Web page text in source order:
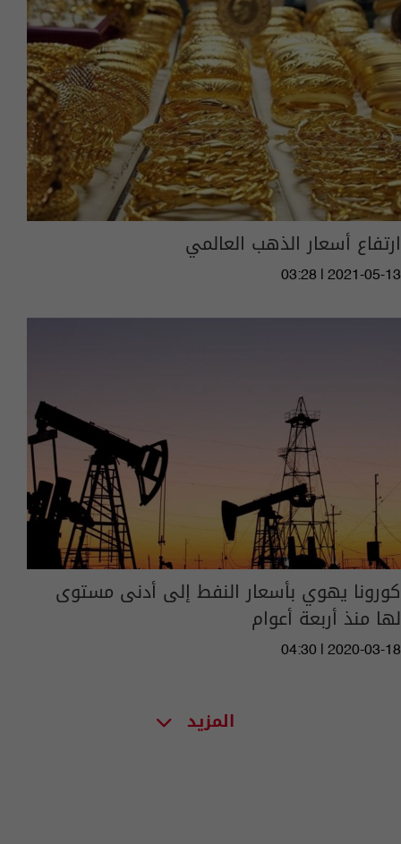
ارتفاع أسعار الذهب العالمي
03:28 | 2021-05-13
كورونا يهوي بأسعار النفط إلى أدنى مستوى
لها منذ أربعة أعوام
04:30 | 2020-03-18
المزيد